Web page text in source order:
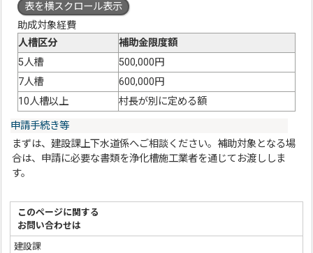
表を横スクロール表示
助成対象経費
人槽区分
補助金限度額
5人槽
500,000円
7人槽
600,000円
10人槽以上
村長が別に定める額
申請手続き等
まずは、建設課上下水道係へご相談ください。補助対象となる場
合は、申請に必要な書類を浄化槽施工業者を通じてお渡ししま
す。
このページに関する
お問い合わせは
建設課